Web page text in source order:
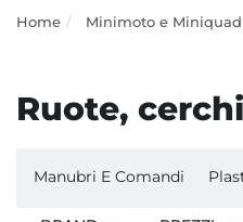
Home Minimoto e Miniquad
Ruote,
Manubri E Comandi